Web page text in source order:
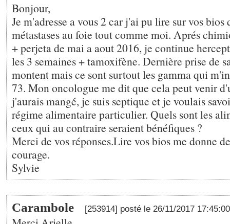
Bonjour,
Je m'adresse a vous 2 car j'ai pu lire sur vos bios
métastases au foie tout comme moi. Aprés
+ perjeta de mai a aout 2016, je continue
les 3 semaines + tamoxifène. Dernière prise de
montent mais ce sont surtout les gamma qui
73. Mon oncologue me dit que cela peut venir
j'aurais mangé, je suis septique et je voulais
régime alimentaire particulier. Quels sont les
ceux qui au contraire seraient bénéfiques ?
Merci de vos réponses.Lire vos bios me donne
courage.
Sylvie
Carambole [253914] posté le 26/11/2017